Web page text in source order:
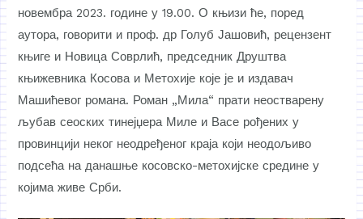
новембра 2023. године у 19.00. О књизи ће, поред
аутора, говорити и проф. др Голуб Јашовић, рецензент
књиге и Новица Соврлић, председник Друштва
књижевника Косова и Метохије које је и издавач
Машићевог романа. Роман „Мила“ прати неостварену
љубав сеоских тинејџера Миле и Васе рођених у
провинцији неког неодређеног краја који неодољиво
подсећа на данашње косовско-метохијске средине у
којима живе Срби.